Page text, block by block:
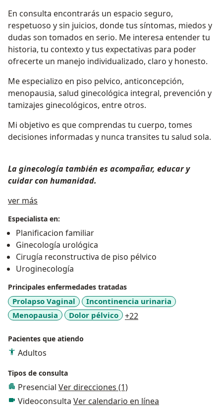
En consulta encontrarás un espacio seguro,
respetuoso y sin juicios, donde tus síntomas, miedos y
dudas son tomados en serio. Me interesa entender tu
historia, tu contexto y tus expectativas para poder
ofrecerte un manejo individualizado, claro y honesto.
Me especializo en piso pelvico, anticoncepción,
menopausia, salud ginecológica integral, prevención y
tamizajes ginecológicos, entre otros.
Mi objetivo es que comprendas tu cuerpo, tomes
decisiones informadas y nunca transites tu salud sola.
La ginecología también es acompañar, educar y
cuidar con humanidad.
ver más
Especialista en:
Planificacion familiar
Ginecología urológica
Cirugía reconstructiva de piso pélvico
Uroginecología
Principales enfermedades tratadas
Prolapso Vaginal
Incontinencia urinaria
Menopausia
Dolor pélvico +22
Pacientes que atiendo
Adultos
Tipos de consulta
Presencial Ver direcciones (1)
Videoconsulta Ver calendario en línea